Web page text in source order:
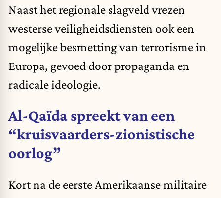
Naast het regionale slagveld vrezen
westerse veiligheidsdiensten ook een
mogelijke besmetting van terrorisme in
Europa, gevoed door propaganda en
radicale ideologie.
Al-Qaïda spreekt van een
“kruisvaarders-zionistische
oorlog”
Kort na de eerste Amerikaanse militaire